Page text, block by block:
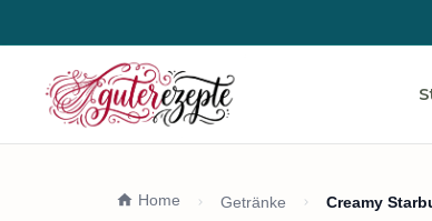
Home Getränke Creamy